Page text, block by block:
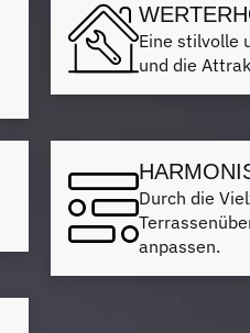
Eine stilvolle
und die
Durch die
anpassen.